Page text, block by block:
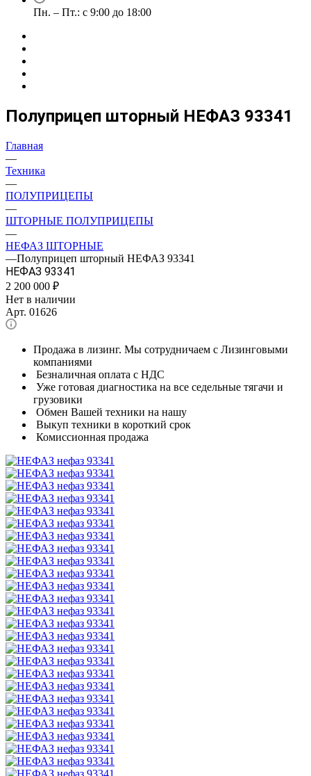
Пн. – Пт.: с 9:00 до 18:00
Полуприцеп шторный НЕФАЗ 93341
Главная
—
Техника
—
ПОЛУПРИЦЕПЫ
—
ШТОРНЫЕ ПОЛУПРИЦЕПЫ
—
НЕФАЗ ШТОРНЫЕ
—Полуприцеп шторный НЕФАЗ 93341
НЕФАЗ 93341
2 200 000 ₽
Нет в наличии
Арт. 01626
Продажа в лизинг. Мы сотрудничаем с Лизинговыми
компаниями
Безналичная оплата с НДС
Уже готовая диагностика на все седельные тягачи и
грузовики
Обмен Вашей техники на нашу
Выкуп техники в короткий срок
Комиссионная продажа